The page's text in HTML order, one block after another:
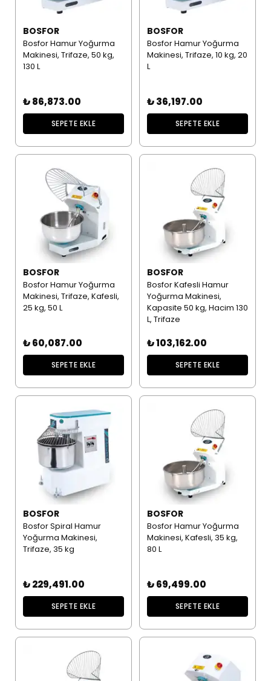
BOSFOR
Bosfor Hamur Yoğurma
Makinesi, Trifaze, 50 kg,
130 L
₺ 86,873.00
SEPETE EKLE
BOSFOR
Bosfor Hamur Yoğurma
Makinesi, Trifaze, 10 kg, 20
L
₺ 36,197.00
SEPETE EKLE
BOSFOR
Bosfor Hamur Yoğurma
Makinesi, Trifaze, Kafesli,
25 kg, 50 L
₺ 60,087.00
SEPETE EKLE
BOSFOR
Bosfor Kafesli Hamur
Yoğurma Makinesi,
Kapasite 50 kg, Hacim 130
L, Trifaze
₺ 103,162.00
SEPETE EKLE
BOSFOR
Bosfor Spiral Hamur
Yoğurma Makinesi,
Trifaze, 35 kg
₺ 229,491.00
SEPETE EKLE
BOSFOR
Bosfor Hamur Yoğurma
Makinesi, Kafesli, 35 kg,
80 L
₺ 69,499.00
SEPETE EKLE